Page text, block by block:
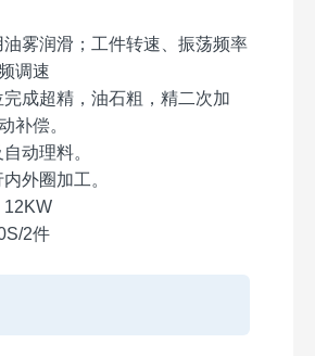
油雾润滑；工件转速、振荡频率
调速
完成超精，油石粗，精二次加
补偿。
动理料。
外圈加工。
12KW
2件